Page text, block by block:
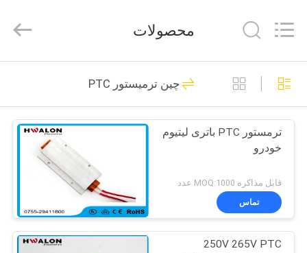
خانه
محصولات
درباره
بازدید
Electronic
Rights
PTC سرامیک گرم
کننده
128
40
محصولات
چین ترمیستور PTC
ترمستور PTC باتری لیتیوم
خودرو
قابل مذاکره MOQ:1000 عدد
تماس
250V 265V PTC